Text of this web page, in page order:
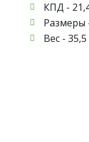
КПД -
Размеры
Вес - 35,5